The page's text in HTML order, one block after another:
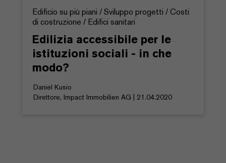
Edificio su più piani / Sviluppo progetti / Costi
di costruzione / Edifici sanitari
Edilizia accessibile per le
istituzioni sociali - in che
modo?
Daniel Kusio
Direttore, Impact Immobilien AG | 21.04.2020